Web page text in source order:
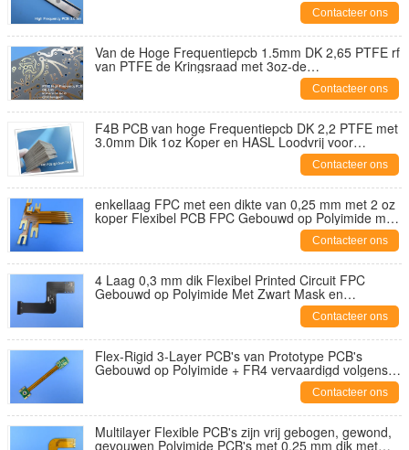
Contacteer ons
Van de Hoge Frequentiepcb 1.5mm DK 2,65 PTFE rf
van PTFE de Kringsraad met 3oz-de
Onderdompelingsgoud van de Koperdeklaag
Contacteer ons
F4B PCB van hoge Frequentiepcb DK 2,2 PTFE met
3.0mm Dik 1oz Koper en HASL Loodvrij voor
Contacteer ons
enkellaag FPC met een dikte van 0,25 mm met 2 oz
koper Flexibel PCB FPC Gebouwd op Polyimide met
Contacteer ons
4 Laag 0,3 mm dik Flexibel Printed Circuit FPC
Gebouwd op Polyimide Met Zwart Mask en
Contacteer ons
Flex-Rigid 3-Layer PCB's van Prototype PCB's
Gebouwd op Polyimide + FR4 vervaardigd volgens
IPC 6012 Klasse van toepassing voor Telemetrie
Contacteer ons
Multilayer Flexible PCB's zijn vrij gebogen, gewond,
gevouwen Polyimide PCB's met 0,25 mm dik met